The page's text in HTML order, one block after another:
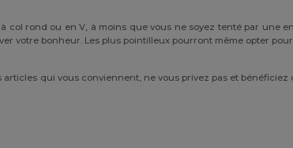
rond ou en V, à moins que vous ne soyez tenté par une
votre bonheur. Les plus pointilleux pourront même opter
qui vous conviennent, ne vous privez pas et